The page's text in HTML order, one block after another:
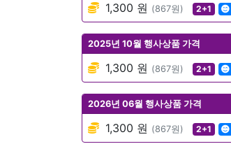
1,300 원 (867원) 2+1
2025년 10월 행사상품 가격
1,300 원 (867원) 2+1
2026년 06월 행사상품 가격
1,300 원 (867원) 2+1